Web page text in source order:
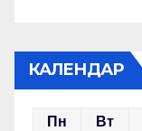
КАЛЕНДАР
Пн Вт